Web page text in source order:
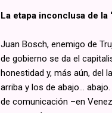
La etapa inconclusa de la
Juan Bosch, enemigo de
de gobierno se da el
honestidad y, más aún, del
arriba y los de abajo...
de comunicación –en